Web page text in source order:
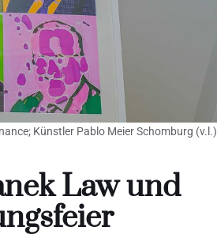
Künstler Pablo Meier Schomburg (v.l.)
Law und